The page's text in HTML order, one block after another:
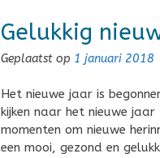
Gelukkig
Geplaatst op 1 januari 2018
Het nieuwe jaar is
kijken naar het nieuwe
momenten om nieuwe
een mooi, gezond en